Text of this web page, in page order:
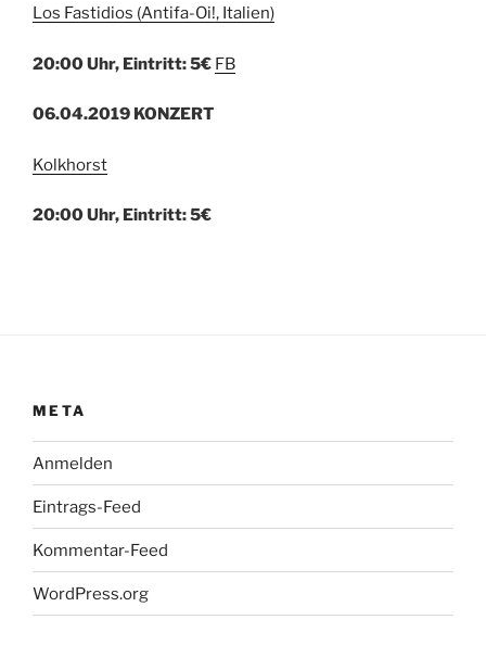
Los Fastidios (Antifa-Oi!, Italien)
20:00 Uhr, Eintritt: 5€ FB
06.04.2019 KONZERT
Kolkhorst
20:00 Uhr, Eintritt: 5€
META
Anmelden
Eintrags-Feed
Kommentar-Feed
WordPress.org